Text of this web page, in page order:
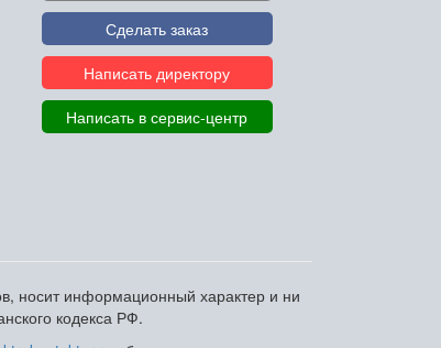
Сделать заказ
Написать директору
Написать в сервис-центр
носит информационный характер и ни
кодекса РФ.